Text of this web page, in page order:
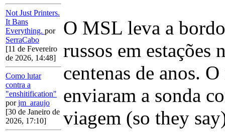
Not Just Printers.
It Bans
Everything. por
SerraCabo
[11 de Fevereiro
de 2026, 14:48]
Como lutar
contra a
"enshitification"
porjm_araujo
[30 de Janeiro de
2026, 17:10]
O MSL leva a
russos em
centenas de anos.
enviaram a sonda
viagem (so they